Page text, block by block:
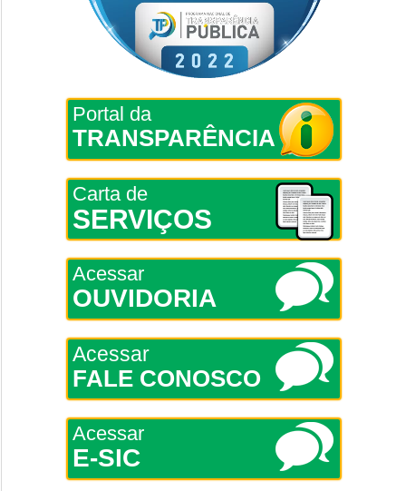
Portal da
TRANSPARÊNCIA
Carta de
SERVIÇOS
Acessar
OUVIDORIA
Acessar
FALE CONOSCO
Acessar
E-SIC